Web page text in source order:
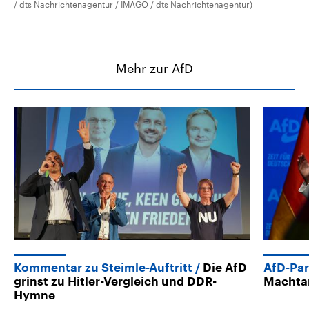
/ dts Nachrichtenagentur / IMAGO / dts Nachrichtenagentur)
Mehr zur AfD
Kommentar zu Steimle-Auftritt
Die AfD
grinst zu Hitler-Vergleich und DDR-
Hymne
AfD-